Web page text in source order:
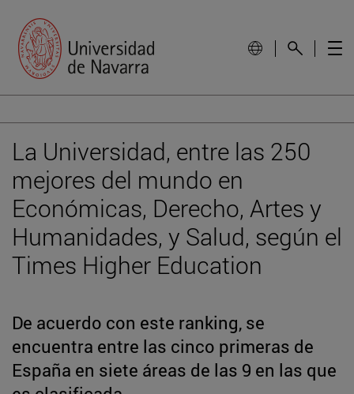
La Universidad, entre las 250
mejores del mundo en
Económicas, Derecho, Artes y
Humanidades, y Salud, según el
Times Higher Education
De acuerdo con este ranking, se
encuentra entre las cinco primeras de
España en siete áreas de las 9 en las que